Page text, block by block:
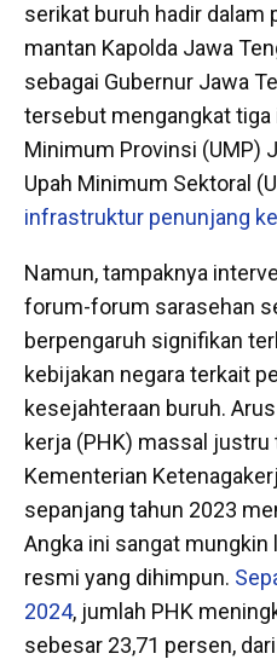
serikat buruh hadir dalam
mantan Kapolda Jawa
sebagai Gubernur Jawa
tersebut mengangkat tiga
Minimum Provinsi (UMP)
Upah Minimum Sektoral
infrastruktur penunjang
Namun, tampaknya
forum-forum sarasehan
berpengaruh signifikan
kebijakan negara terkait
kesejahteraan buruh.
kerja (PHK) massal
Kementerian
sepanjang tahun 2023
Angka ini sangat mungkin
resmi yang dihimpun.
2024, jumlah PHK
sebesar 23,71 persen,